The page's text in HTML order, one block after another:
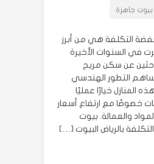
بيوت جاهزة
التكلفة هي من أبرز
في السنوات الأخيرة
عن سكن مريح
التطور الهندسي
خيارًا عمليًا
خصوصًا مع ارتفاع أسعار
والعمالة. بيوت
بالرياض البيوت […]